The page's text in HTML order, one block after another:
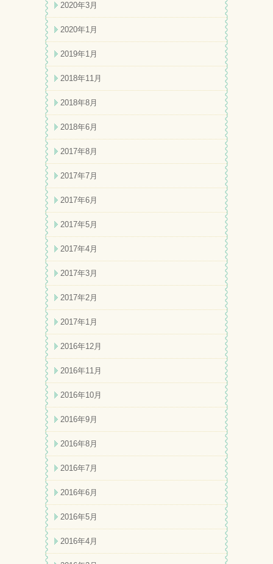
2020年3月
2020年1月
2019年1月
2018年11月
2018年8月
2018年6月
2017年8月
2017年7月
2017年6月
2017年5月
2017年4月
2017年3月
2017年2月
2017年1月
2016年12月
2016年11月
2016年10月
2016年9月
2016年8月
2016年7月
2016年6月
2016年5月
2016年4月